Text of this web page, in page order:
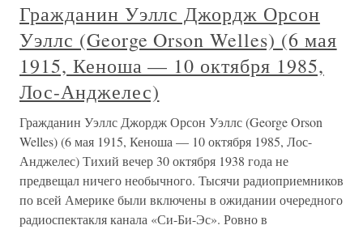
Гражданин Уэллс Джордж Орсон
Уэллс (George Orson Welles) (6 мая
1915, Кеноша — 10 октября 1985,
Лос-Анджелес)
Гражданин Уэллс Джордж Орсон Уэллс (George Orson
Welles) (6 мая 1915, Кеноша — 10 октября 1985, Лос-
Анджелес) Тихий вечер 30 октября 1938 года не
предвещал ничего необычного. Тысячи радиоприемников
по всей Америке были включены в ожидании очередного
радиоспектакля канала «Си-Би-Эс». Ровно в